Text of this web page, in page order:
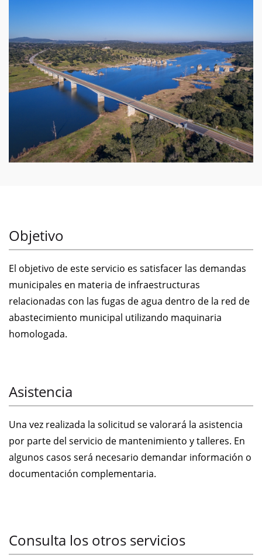
Objetivo
El objetivo de este servicio es satisfacer las demandas
municipales en materia de infraestructuras
relacionadas con las fugas de agua dentro de la red de
abastecimiento municipal utilizando maquinaria
homologada.
Asistencia
Una vez realizada la solicitud se valorará la asistencia
por parte del servicio de mantenimiento y talleres. En
algunos casos será necesario demandar información o
documentación complementaria.
Consulta los otros servicios